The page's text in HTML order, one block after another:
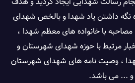
نگه داشتن یاد شهدا و بالخص شهدای
با خانواده های معظم شهدا ،
مرتبط با حوزه شهدای شهرستان و
، وصیت نامه های شهدای شهرستان
و ... می باشد.